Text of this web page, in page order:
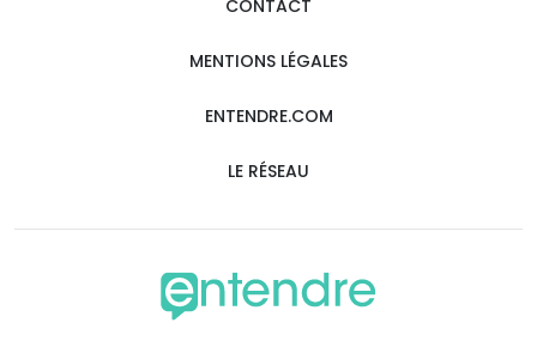
CONTACT
MENTIONS LÉGALES
ENTENDRE.COM
LE RÉSEAU